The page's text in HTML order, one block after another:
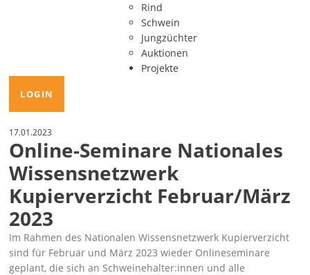
Rind
Schwein
Jungzüchter
Auktionen
Projekte
LOGIN
17.01.2023
Online-Seminare Nationales
Wissensnetzwerk
Kupierverzicht Februar/März
2023
Im Rahmen des Nationalen Wissensnetzwerk Kupierverzicht
sind für Februar und März 2023 wieder Onlineseminare
geplant, die sich an Schweinehalter:innen und alle